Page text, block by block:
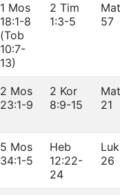
1 Mos
18:1-8
(Tob
10:7-
13)
2 Tim
1:3-5
57
2 Mos
23:1-9
2 Kor
8:9-15
21
5 Mos
34:1-5
Heb
12:22-
24
26